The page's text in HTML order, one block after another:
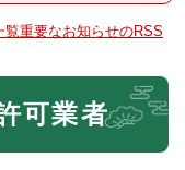
覧重要なお知らせのRSS
可業者